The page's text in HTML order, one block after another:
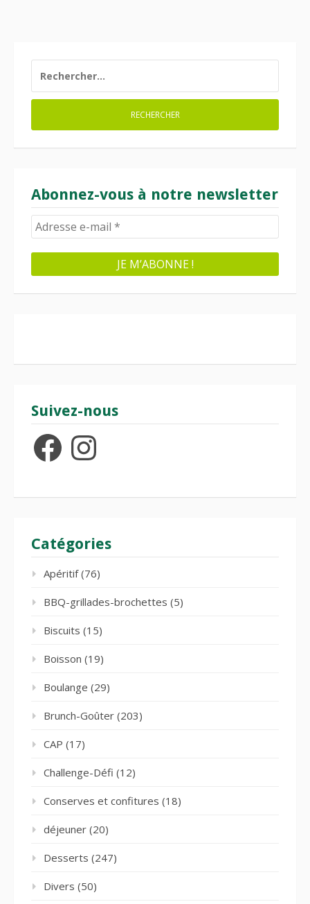
Abonnez-vous à notre newsletter
Suivez-nous
FacebookInstagram
Catégories
Apéritif(76)
BBQ-grillades-brochettes (5)
Biscuits (15)
Boisson (19)
Boulange (29)
Brunch-Goûter (203)
CAP (17)
Challenge-Défi (12)
Conserves et confitures (18)
déjeuner (20)
Desserts (247)
Divers (50)